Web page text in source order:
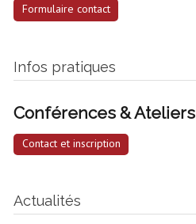
Formulaire contact
Infos pratiques
Conférences & Ateliers
Contact et inscription
Actualités